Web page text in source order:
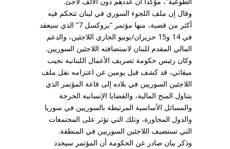
وقال إن ملف اللجوء السوري في لبنان تتحكم فيه
أكثر من قضية، منها مؤتمر “بروكسل 7” الذي سيعقد
في 14 و15 حزيران/يونيو الجاري اللاجئين، والدعم
المالي المقدم للبنان لاستضافته اللاجئين السوريين.
وكان رئيس حكومة تصريف الأعمال اللبنانية نجيب
ميقاتي، قد كشف قبل يومين عن اعتزامه نقل ملف
اللاجئين السوريين في بلاده إلى قاعة المؤتمر الذي
يتناول المنح المالية، والقضايا الإنسانية الحرجة
والمسائل الأساسية المرتبطة بالسوريين في سوريا
والدول المجاورة، وتلك التي تؤثر على المجتمعات
التي تستضيف اللاجئين السوريين في المنطقة.
وذكر بيان صادر عن الحكومة أن المؤتمر سيجدد